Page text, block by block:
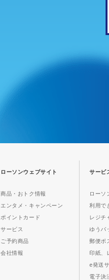
ローソンウェブサイト
商品・おトク情報
エンタメ・キャンペーン
ポイントカード
サービス
ご予約商品
会社情報
サービ
ローソ
利用で
レジチ
ゆうパ
郵便ポ
印紙、
e発送
電子決